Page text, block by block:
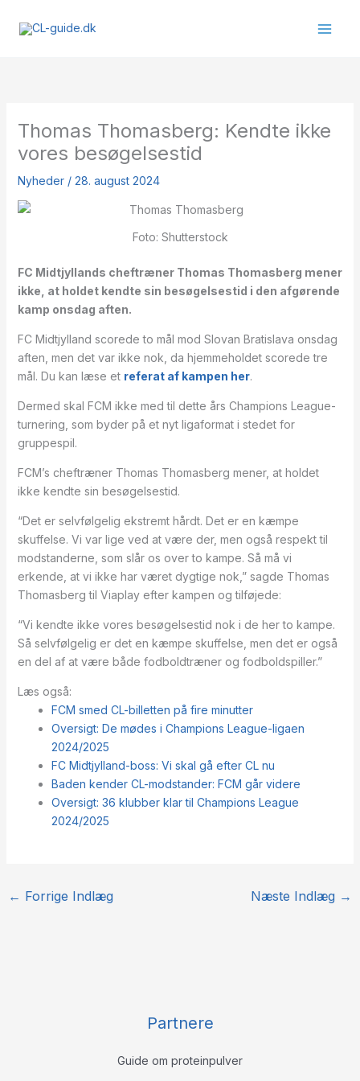
Thomas Thomasberg: Kendte ikke
vores besøgelsestid
Nyheder/ 28. august 2024
Foto: Shutterstock
FC Midtjyllands cheftræner Thomas Thomasberg mener
ikke, at holdet kendte sin besøgelsestid i den afgørende
kamp onsdag aften.
FC Midtjylland scorede to mål mod Slovan Bratislava onsdag
aften, men det var ikke nok, da hjemmeholdet scorede tre
mål. Du kan læse et referat af kampen her.
Dermed skal FCM ikke med til dette års Champions League-
turnering, som byder på et nyt ligaformat i stedet for
gruppespil.
FCM’s cheftræner Thomas Thomasberg mener, at holdet
ikke kendte sin besøgelsestid.
“Det er selvfølgelig ekstremt hårdt. Det er en kæmpe
skuffelse. Vi var lige ved at være der, men også respekt til
modstanderne, som slår os over to kampe. Så må vi
erkende, at vi ikke har været dygtige nok,” sagde Thomas
Thomasberg til Viaplay efter kampen og tilføjede:
“Vi kendte ikke vores besøgelsestid nok i de her to kampe.
Så selvfølgelig er det en kæmpe skuffelse, men det er også
en del af at være både fodboldtræner og fodboldspiller.”
Læs også:
FCM smed CL-billetten på fire minutter
Oversigt: De mødes i Champions League-ligaen
2024/2025
FC Midtjylland-boss: Vi skal gå efter CL nu
Baden kender CL-modstander: FCM går videre
Oversigt: 36 klubber klar til Champions League
2024/2025
← Forrige Indlæg Næste Indlæg →
Partnere
Guide om proteinpulver